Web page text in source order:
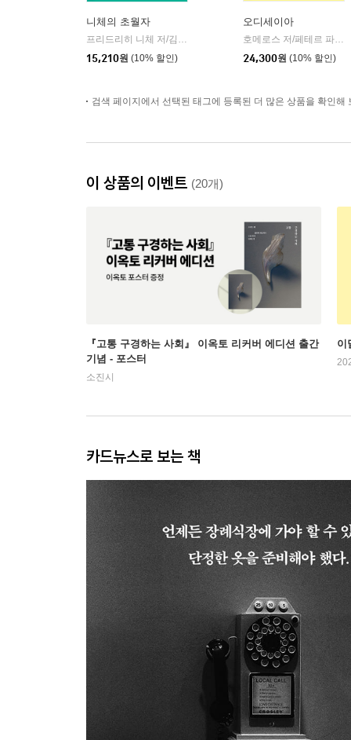
니체의 초월자
프리드리히 니체 저/김철 편역
15,210원 (10% 할인)
오디세이아
호메로스 저/페테르 파울 루벤스 그림/박문재 역
24,300원 (10% 할인)
검색 페이지에서 선택된 태그에 등록된 더 많은 상품을 확인해
이 상품의 이벤트 (20개)
『고통 구경하는 사회』 이옥토 리커버 에디션 출간
기념 - 포스터
소진시
이
카드뉴스로 보는 책